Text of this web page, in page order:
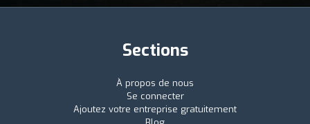
Sections
À propos de nous
Se connecter
Ajoutez votre entreprise gratuitement